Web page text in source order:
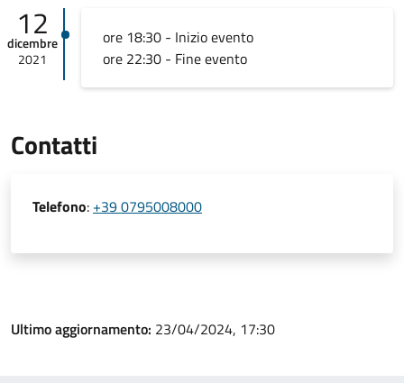
12
dicembre
2021
ore 18:30 - Inizio evento
ore 22:30 - Fine evento
Contatti
Telefono: +39 0795008000
Ultimo aggiornamento: 23/04/2024, 17:30